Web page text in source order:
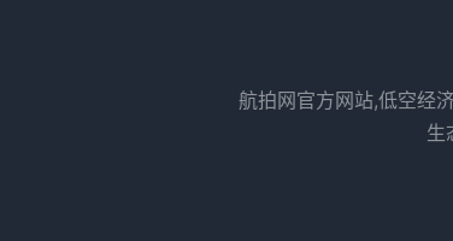
航拍网官方网站,低空经
生